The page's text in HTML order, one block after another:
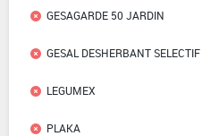
GESAGARDE 50 JARDIN
GESAL DESHERBANT SELECTIF
LEGUMEX
PLAKA